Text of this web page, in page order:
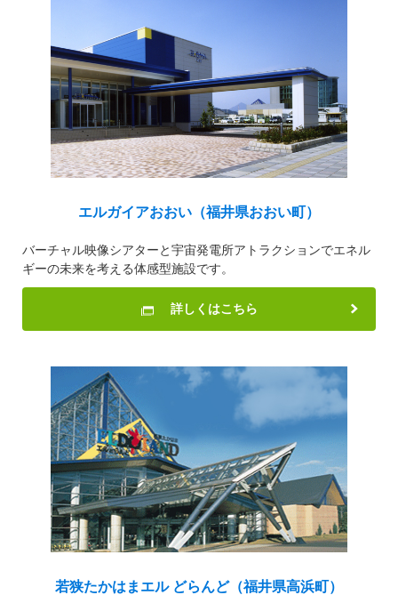
エルガイアおおい（福井県おおい町）
バーチャル映像シアターと宇宙発電所アトラクションでエネル
ギーの未来を考える体感型施設です。
詳しくはこちら
若狭たかはまエル どらんど（福井県高浜町）